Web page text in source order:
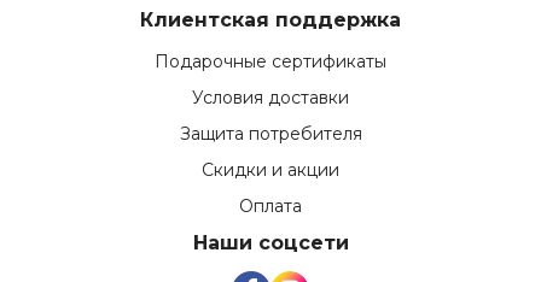
Клиентская поддержка
Подарочные сертификаты
Условия доставки
Защита потребителя
Скидки и акции
Оплата
Наши соцсети